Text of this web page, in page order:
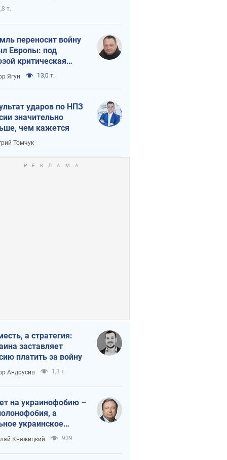
т.
переносит войну
Европы: под
критическая
Ягун 13,0 т.
ударов по НПЗ
значительно
чем кажется
Томчук
а стратегия:
заставляет
платить за войну
Андрусив 1,3 т.
на украинофобию –
а
украинское
Княжицкий 939